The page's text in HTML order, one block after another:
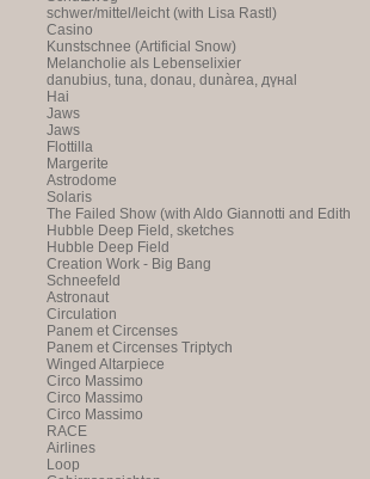
schwer/mittel/leicht (with Lisa Rastl)
Casino
Kunstschnee (Artificial Snow)
Melancholie als Lebenselixier
danubius, tuna, donau, dunàrea, дүнаl
Hai
Jaws
Jaws
Flottilla
Margerite
Astrodome
Solaris
The Failed Show (with Aldo Giannotti and Edith
Payer)
Hubble Deep Field, sketches
Hubble Deep Field
Creation Work - Big Bang
Schneefeld
Astronaut
Circulation
Panem et Circenses
Panem et Circenses Triptych
Winged Altarpiece
Circo Massimo
Circo Massimo
Circo Massimo
RACE
Airlines
Loop